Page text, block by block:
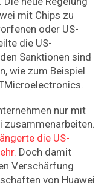
mit Chips zu
oder US-
die US-
Sanktionen sind
wie zum Beispiel
nur mit
zusammenarbeiten.
die US-
Doch damit
Verschärfung
von Huawei